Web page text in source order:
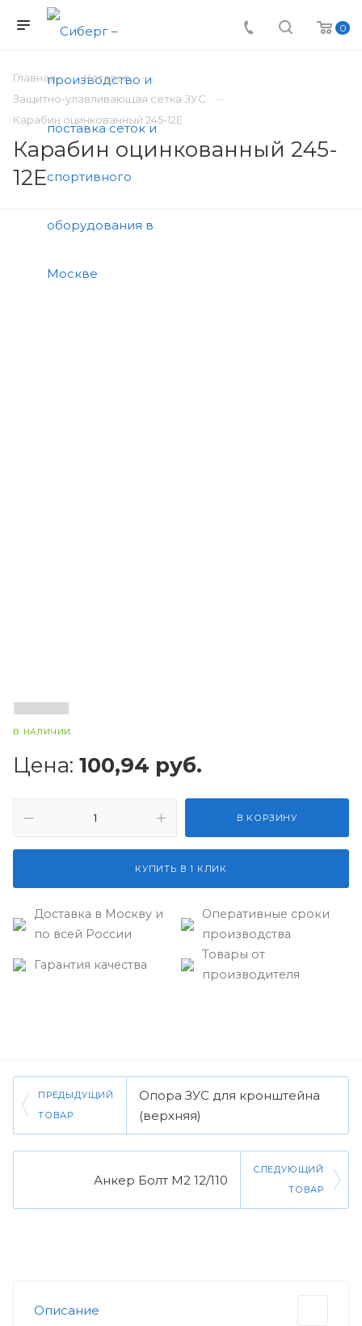
0
Главная
Каталог
Защитно-улавливающая сетка ЗУС
Карабин оцинкованный 245-12E
Карабин оцинкованный 245-
12E
В НАЛИЧИИ
Цена: 100,94 руб.
В КОРЗИНУ
КУПИТЬ В 1 КЛИК
Доставка в Москву и
по всей России
Оперативные сроки
производства
Гарантия качества
Товары от
производителя
ПРЕДЫДУЩИЙ
ТОВАР
Опора ЗУС для кронштейна
(верхняя)
Анкер Болт М2 12/110
СЛЕДУЮЩИЙ
ТОВАР
Описание